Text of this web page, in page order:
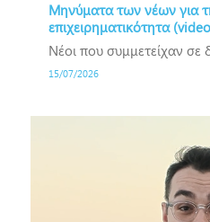
Μηνύματα των νέων για
επιχειρηματικότητα
Νέοι που συμμετείχαν σε
15/07/2026